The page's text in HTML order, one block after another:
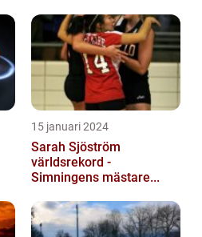
15 januari 2024
Sarah Sjöström
världsrekord -
Simningens mästare...